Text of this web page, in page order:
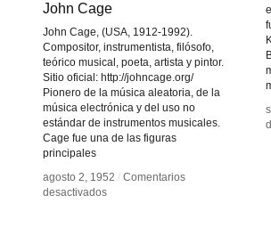
John Cage
John Cage, (USA, 1912-1992).
Compositor, instrumentista, filósofo,
teórico musical, poeta, artista y pintor.
Sitio oficial: http://johncage.org/
Pionero de la música aleatoria, de la
música electrónica y del uso no
estándar de instrumentos musicales.
Cage fue una de las figuras
principales
agosto 2, 1952 / Comentarios
desactivadosen
John Cage
agosto 2, 1952 / Comentarios
desactivadosen